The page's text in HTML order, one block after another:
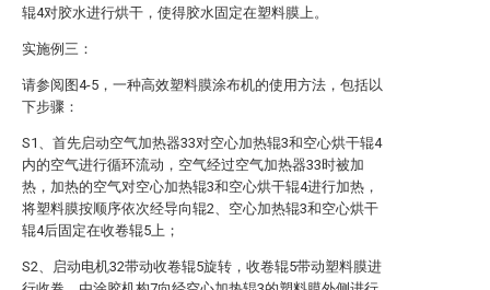
辊4对胶水进行烘干，使得胶水固定在塑料膜上。
实施例三：
请参阅图4-5，一种高效塑料膜涂布机的使用方法，包括以
下步骤：
S1、首先启动空气加热器33对空心加热辊3和空心烘干辊4
内的空气进行循环流动，空气经过空气加热器33时被加
热，加热的空气对空心加热辊3和空心烘干辊4进行加热，
将塑料膜按顺序依次经导向辊2、空心加热辊3和空心烘干
辊4后固定在收卷辊5上；
S2、启动电机32带动收卷辊5旋转，收卷辊5带动塑料膜进